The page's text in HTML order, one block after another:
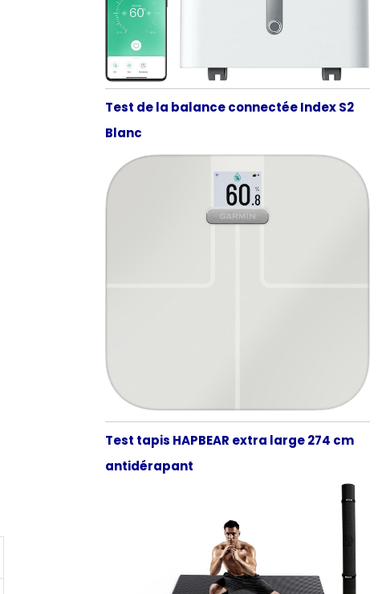
Test de la balance connectée Index S2
Blanc
Test tapis HAPBEAR extra large 274 cm
antidérapant